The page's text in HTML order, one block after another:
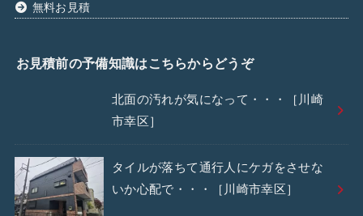
無料お見積
お見積前の予備知識はこちらからどうぞ
北面の汚れが気になって・・・［川崎
市幸区］
タイルが落ちて通行人にケガをさせな
いか心配で・・・［川崎市幸区］